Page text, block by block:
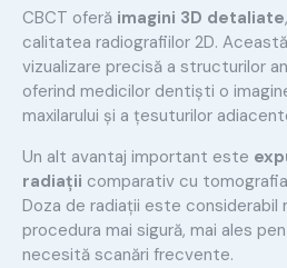
CBCT oferă imagini 3D detaliate
calitatea radiografiilor 2D.
vizualizare precisă a structurilor
oferind medicilor dentiști o
maxilarului și a țesuturilor
Un alt avantaj important este
radiații comparativ cu
Doza de radiații este considerabil
procedura mai sigură, mai ales
necesită scanări frecvente.